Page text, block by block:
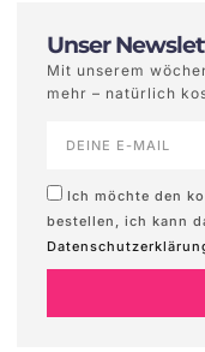
Unser
Mit unserem
mehr – natürlich
Ich möchte den
bestellen, ich kann